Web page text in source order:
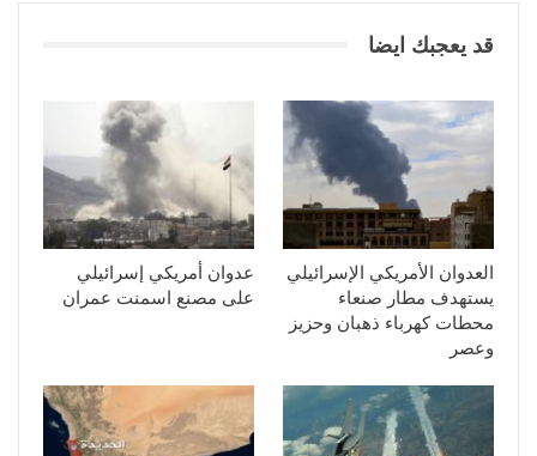
قد يعجبك ايضا
العدوان الأمريكي الإسرائيلي
يستهدف مطار صنعاء
محطات كهرباء ذهبان وحزيز
وعصر
عدوان أمريكي إسرائيلي
على مصنع اسمنت عمران